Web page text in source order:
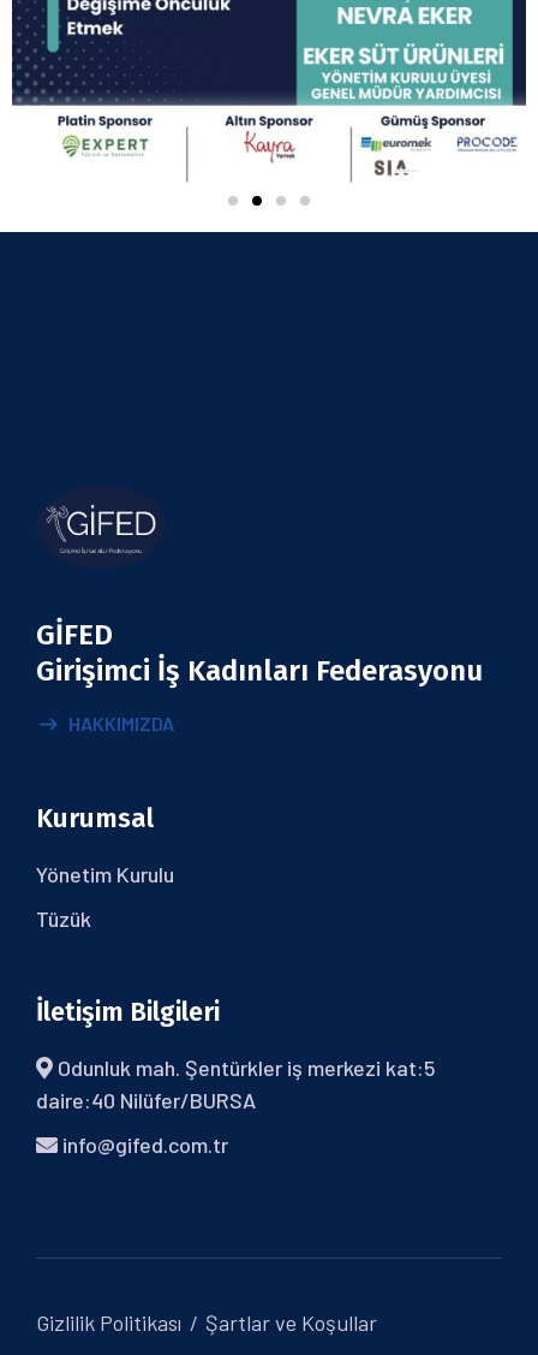
GİFED
Girişimci İş Kadınları Federasyonu
HAKKIMIZDA
Kurumsal
Yönetim Kurulu
Tüzük
İletişim Bilgileri
Odunluk mah. Şentürkler iş merkezi kat:5
daire:40 Nilüfer/BURSA
info@gifed.com.tr
Gizlilik Politikası Şartlar ve Koşullar